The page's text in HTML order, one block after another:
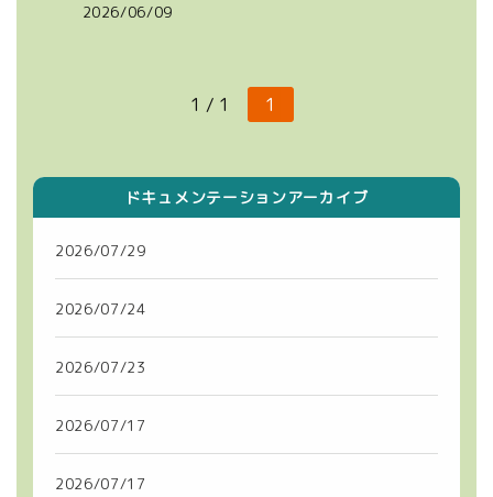
2026/06/09
1 / 1 1
ドキュメンテーションアーカイブ
2026/07/29
2026/07/24
2026/07/23
2026/07/17
2026/07/17